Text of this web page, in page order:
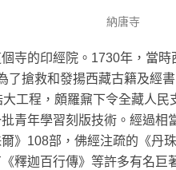
納唐寺
寺的印經院。1730年，當
了搶救和發揚西藏古籍及經
工程，頗羅鼐下令全藏人
青年學習刻版技術。經過
》108部，佛經注疏的《丹
釋迦百行傳》等許多有名